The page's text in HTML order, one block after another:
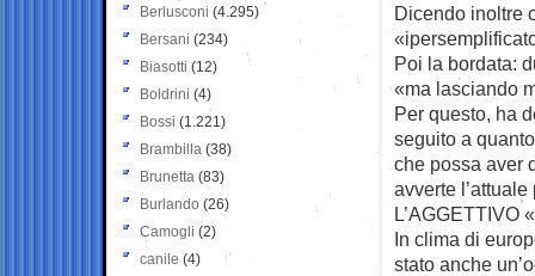
Dicendo inoltre
Poi la bordata:
«ma lasciando
Per questo, ha
seguito a
che possa aver
avverte l’attuale
L’AGGETTIVO
In clima di
stato anche
Berlusconi (4.295)
Bersani (234)
Biasotti (12)
Boldrini (4)
Bossi (1.221)
Brambilla (38)
Brunetta (83)
Burlando (26)
Camogli (2)
canile (4)